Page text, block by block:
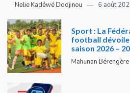
Nelie Kadéwé Dodjinou 6 août
Sport : La
football dévoile
saison 2026 –
Mahunan Bérengère